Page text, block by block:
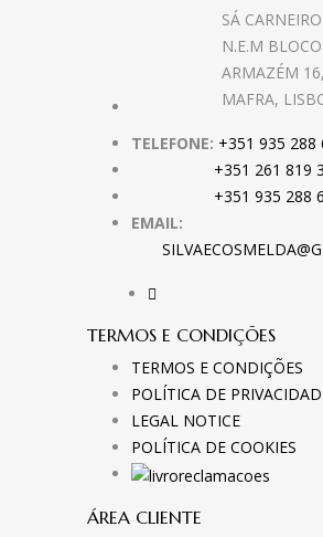
SÁ
N.E.M
ARMAZÉM
MAFRA,
TELEFONE: +351 935 288
+351 261 819
+351 935 288
EMAIL:
TERMOS E CONDIÇÕES
TERMOS E CONDIÇÕES
POLÍTICA DE
LEGAL NOTICE
POLÍTICA DE COOKIES
ÁREA CLIENTE